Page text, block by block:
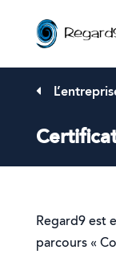
Regard9 est
parcours «